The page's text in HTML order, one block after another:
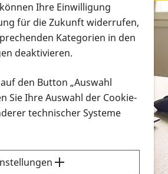
in verschiedenen
Ort
wie Sie nach Infonmaterial
bestellen bzw. herunterladen
Ihre Einwilligung
für die Zukunft widerrufen,
Kategorien in den
deaktivieren.
den Button „Auswahl
Sie Ihre Auswahl der Cookie-
technischer Systeme